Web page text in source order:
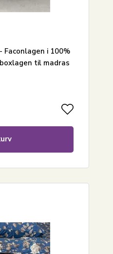
Faconlagen i 100%
til madras